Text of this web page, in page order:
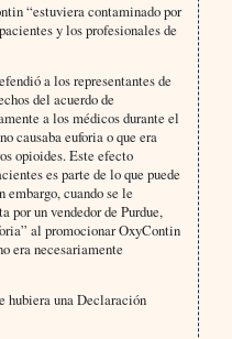
“estuviera contaminado por
y los profesionales de
a los representantes de
del acuerdo de
a los médicos durante el
causaba euforia o que era
opioides. Este efecto
es parte de lo que puede
cuando se le
por un vendedor de Purdue,
al promocionar OxyContin
era necesariamente
hubiera una Declaración